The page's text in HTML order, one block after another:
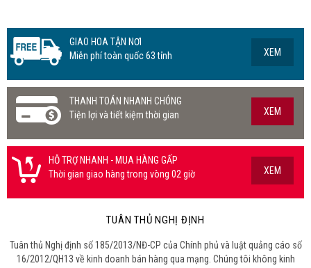
GIAO HOA TẬN NƠI
Miễn phí toàn quốc 63 tỉnh
XEM
THANH TOÁN NHANH CHÓNG
Tiện lợi và tiết kiệm thời gian
XEM
HỖ TRỢ NHANH - MUA HÀNG GẤP
Thời gian giao hàng trong vòng 02 giờ
XEM
TUÂN THỦ NGHỊ ĐỊNH
Tuân thủ Nghị định số 185/2013/NĐ-CP của Chính phủ và luật quảng cáo số
16/2012/QH13 về kinh doanh bán hàng qua mạng. Chúng tôi không kinh